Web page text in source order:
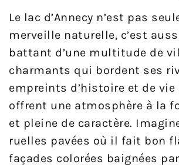
Le lac d’Annecy n’est pas
merveille naturelle, c’est
battant d’une multitude de
charmants qui bordent ses
empreints d’histoire et de vie
offrent une atmosphère à la
et pleine de caractère.
ruelles pavées où il fait bon
façades colorées baignées